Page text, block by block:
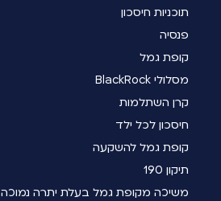
תוכניות חיסכון
פנסיה
קופת גמל
מסלולי BlackRock
קרן השתלמות
חיסכון לכל ילד
קופת גמל להשקעה
תיקון 190
משיכה מקופת גמל בעלת יתרה נמוכה